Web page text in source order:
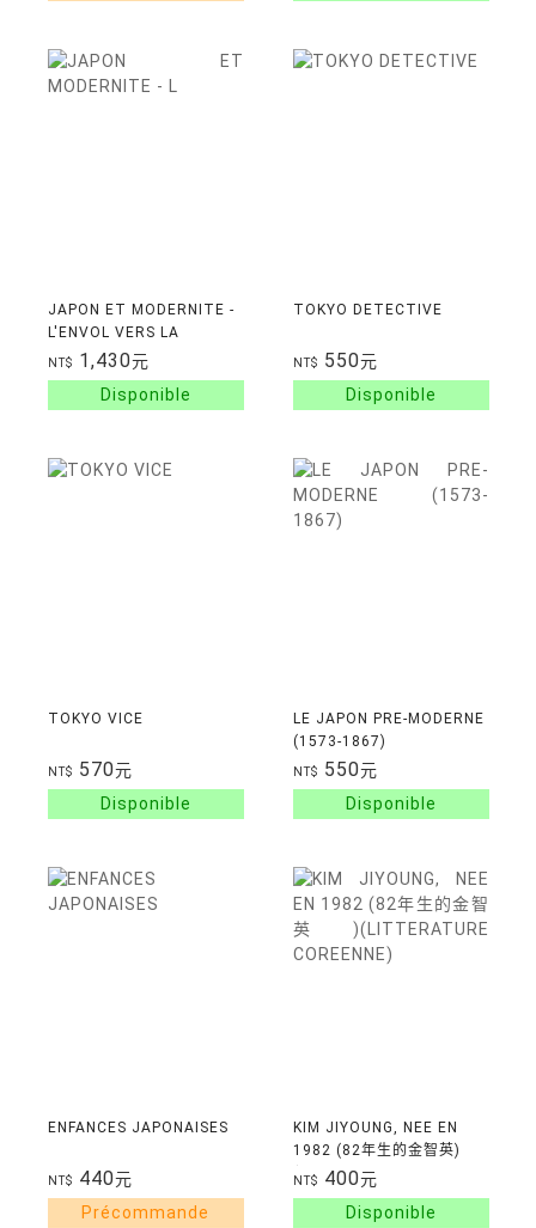
JAPON ET MODERNITE -
L'ENVOL VERS LA
MODERNITE
NT$ 1,430元
TOKYO DETECTIVE
NT$ 550元
TOKYO VICE
NT$ 570元
LE JAPON PRE-MODERNE
(1573-1867)
NT$ 550元
ENFANCES JAPONAISES
NT$ 440元
KIM JIYOUNG, NEE EN
1982 (82年生的金智英)
(LITTERATURE
COREENNE)
NT$ 400元